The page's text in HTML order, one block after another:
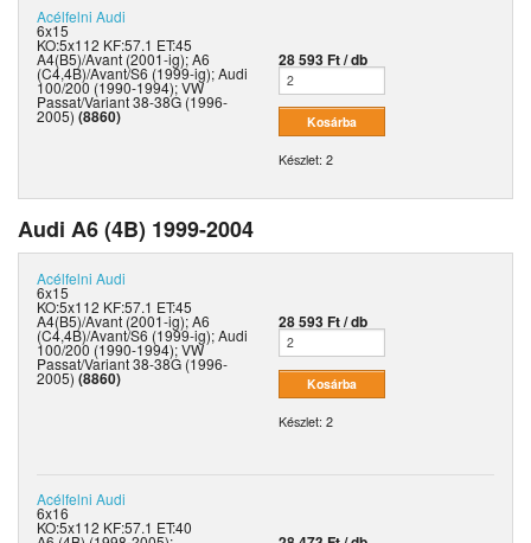
Acélfelni Audi
6x15
KO:5x112 KF:57.1 ET:45
A4(B5)/Avant (2001-ig); A6
(C4,4B)/Avant/S6 (1999-ig); Audi
100/200 (1990-1994); VW
Passat/Variant 38-38G (1996-
2005) (8860)
28 593 Ft / db
Készlet: 2
Audi A6 (4B) 1999-2004
Acélfelni Audi
6x15
KO:5x112 KF:57.1 ET:45
A4(B5)/Avant (2001-ig); A6
(C4,4B)/Avant/S6 (1999-ig); Audi
100/200 (1990-1994); VW
Passat/Variant 38-38G (1996-
2005) (8860)
28 593 Ft / db
Készlet: 2
Acélfelni Audi
6x16
KO:5x112 KF:57.1 ET:40